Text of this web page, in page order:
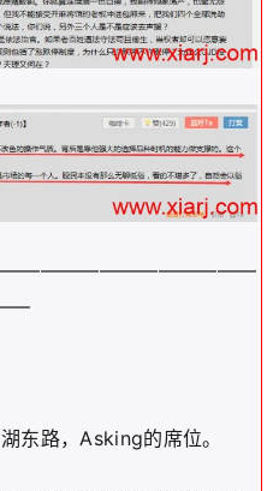
东路，Asking的席位。